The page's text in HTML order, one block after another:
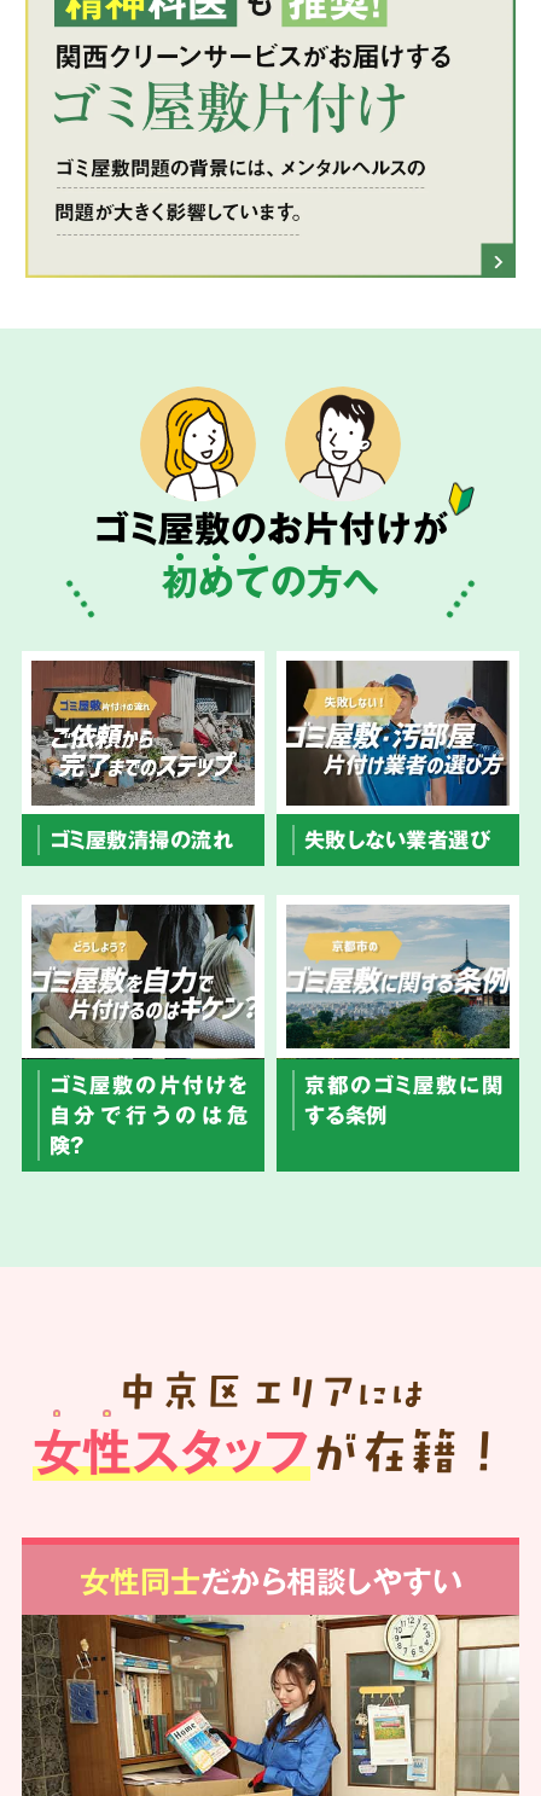
ゴミ屋敷のお片付けが
初めての方へ
ゴミ屋敷清掃の流れ 失敗しない業者選び
ゴミ屋敷の片付けを
自分で行うのは危
険？
京都のゴミ屋敷に関
する条例
中京区 エリア には
女性スタッフが在籍！
女性同士だから相談しやすい